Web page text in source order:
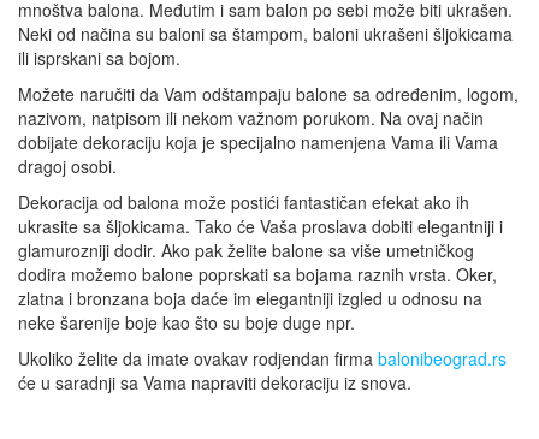
mnoštva balona. Međutim i sam balon po sebi može biti ukrašen.
Neki od načina su baloni sa štampom, baloni ukrašeni šljokicama
ili isprskani sa bojom.
Možete naručiti da Vam odštampaju balone sa određenim, logom,
nazivom, natpisom ili nekom važnom porukom. Na ovaj način
dobijate dekoraciju koja je specijalno namenjena Vama ili Vama
dragoj osobi.
Dekoracija od balona može postići fantastičan efekat ako ih
ukrasite sa šljokicama. Tako će Vaša proslava dobiti elegantniji i
glamurozniji dodir. Ako pak želite balone sa više umetničkog
dodira možemo balone poprskati sa bojama raznih vrsta. Oker,
zlatna i bronzana boja daće im elegantniji izgled u odnosu na
neke šarenije boje kao što su boje duge npr.
Ukoliko želite da imate ovakav rodjendan firma balonibeograd.rs
će u saradnji sa Vama napraviti dekoraciju iz snova.